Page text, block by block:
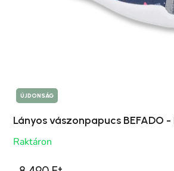
ÚJDONSÁG
Lányos vászonpapucs BEFADO -
Raktáron